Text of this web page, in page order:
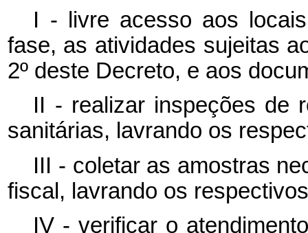
I - livre acesso aos
fase, as atividades sujeitas
2º deste Decreto, e aos
II - realizar inspeções de
sanitárias, lavrando os
III - coletar as amostras
fiscal, lavrando os
IV - verificar o